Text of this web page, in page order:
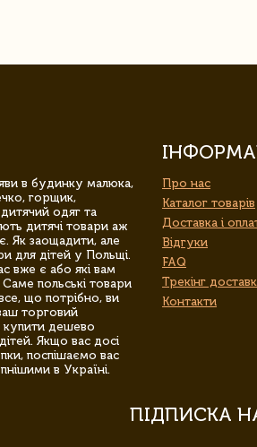
в будинку малюка,
горщик,
одяг та
дитячі товари аж
Як заощадити, але
для дітей у Польщі.
вже є або які вам
польські товари
що потрібно, ви
торговий
купити дешево
Якщо вас досі
поспішаємо вас
в Україні.
Про нас
Каталог товарів
Доставка і
Відгуки
FAQ
Трекінг
Контакти
ПІДПИСКА